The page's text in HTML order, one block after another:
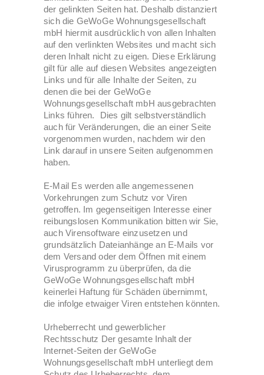
der gelinkten Seiten hat. Deshalb distanziert
sich die GeWoGe Wohnungsgesellschaft
mbH hiermit ausdrücklich von allen Inhalten
auf den verlinkten Websites und macht sich
deren Inhalt nicht zu eigen. Diese Erklärung
gilt für alle auf diesen Websites angezeigten
Links und für alle Inhalte der Seiten, zu
denen die bei der GeWoGe
Wohnungsgesellschaft mbH ausgebrachten
Links führen. Dies gilt selbstverständlich
auch für Veränderungen, die an einer Seite
vorgenommen wurden, nachdem wir den
Link darauf in unsere Seiten aufgenommen
haben.
E-Mail Es werden alle angemessenen
Vorkehrungen zum Schutz vor Viren
getroffen. Im gegenseitigen Interesse einer
reibungslosen Kommunikation bitten wir Sie,
auch Virensoftware einzusetzen und
grundsätzlich Dateianhänge an E-Mails vor
dem Versand oder dem Öffnen mit einem
Virusprogramm zu überprüfen, da die
GeWoGe Wohnungsgesellschaft mbH
keinerlei Haftung für Schäden übernimmt,
die infolge etwaiger Viren entstehen könnten.
Urheberrecht und gewerblicher
Rechtsschutz Der gesamte Inhalt der
Internet-Seiten der GeWoGe
Wohnungsgesellschaft mbH unterliegt dem